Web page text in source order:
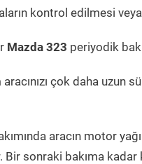
kontrol edilmesi
Mazda 323 periyodik
çok daha uzun
aracın motor
sonraki bakıma